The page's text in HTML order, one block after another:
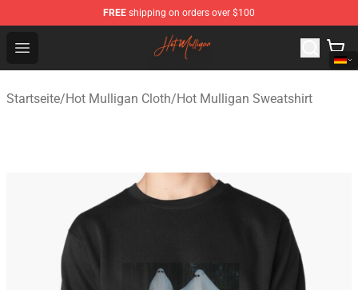
FREE shipping on orders over $100
Open menu
Hot Mulligan Shop - Official Hot Mulligan Merchandise
Startseite/Hot Mulligan Cloth/Hot Mulligan Sweatshirt